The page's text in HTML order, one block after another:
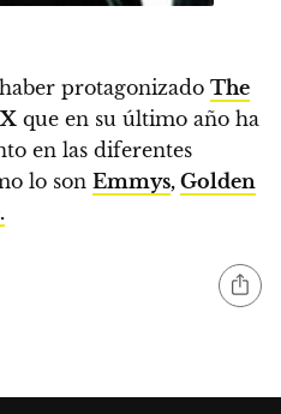
protagonizado The
que en su último año ha
en las diferentes
lo son Emmys, Golden